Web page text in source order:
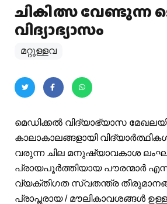
ചികിത്സ വേണ്ടുന്ന
വിദ്യാഭ്യാസം
മറ്റുള്ളവ
മെഡിക്കൽ വിദ്യാഭ്യാസ
കാലാകാലങ്ങളായി വിദ്യാർത്ഥികൾ
വരുന്ന ചില മനുഷ്യാവകാശ
പ്രായപൂർത്തിയായ പൗരന്മാർ
വ്യക്തിഗത സ്വതന്ത്ര
പ്രാപ്തരായ / മൗലികാവശങ്ങൾ